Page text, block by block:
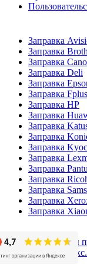
Заправка
Заправка
Заправка
Заправка Deli
Заправка
Заправка Fplus
Заправка HP
Заправка
Заправка
Заправка
Заправка
Заправка
Заправка
Заправка
Заправка
Заправка
Заправка